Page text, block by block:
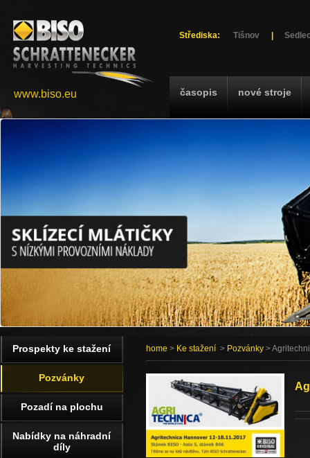
Střediska: Tišnov
časopis nové stroje
www.biso.eu
home > Ke stažení > Pozvánky >
Prospekty ke stažení
Pozvánky
Pozadí na plochu
Nabídky na náhradní
díly